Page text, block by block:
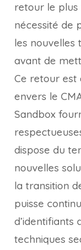
retour le plus
nécessité de
les nouvelles
avant de
Ce retour
envers le
Sandbox
dispose du
nouvelles
la transition
puisse
d’identifiants
techniques